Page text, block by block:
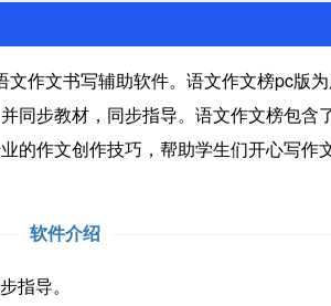
文作文书写辅助软件。语文作文榜pc版
同步教材，同步指导。语文作文榜包含
的作文创作技巧，帮助学生们开心写作文
软件介绍
导。